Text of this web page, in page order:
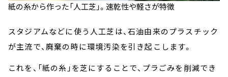
紙の糸から作った「人工芝」。速乾性や軽さが特徴
スタジアムなどに使う人工芝は、石油由来のプラスチック
が主流で、廃棄の時に環境汚染を引き起こします。
これを、「紙の糸」を芝にすることで、プラごみを削減でき